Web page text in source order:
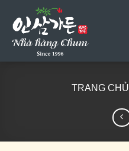
content
TRANG CHỦ